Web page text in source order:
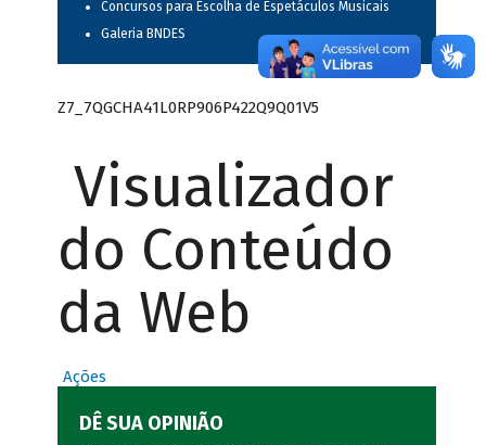
Concursos para Escolha de Espetáculos Musicais
Galeria BNDES
Z7_7QGCHA41L0RP906P422Q9Q01V5
Visualizador
do Conteúdo
da Web
Ações
DÊ SUA OPINIÃO